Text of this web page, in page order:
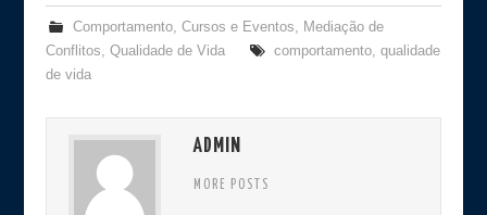
Comportamento, Cursos e Eventos
Mediação de
Conflitos
,Qualidade de Vida comportamento, qualidade
de vida
ADMIN
MORE POSTS